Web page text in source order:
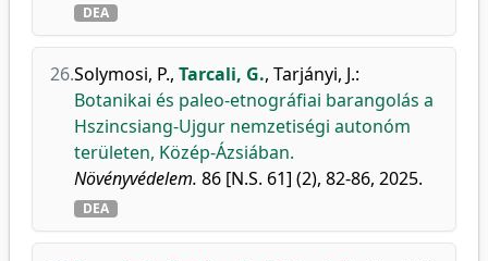
DEA
26.Solymosi, P., Tarcali, G., Tarjányi, J.:
Botanikai és paleo-etnográfiai barangolás a
Hszincsiang-Ujgur nemzetiségi autonóm
területen, Közép-Ázsiában.
Növényvédelem. 86 [N.S. 61] (2), 82-86, 2025.
DEA